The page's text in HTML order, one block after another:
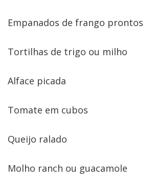
Empanados de frango prontos
Tortilhas de trigo ou milho
Alface picada
Tomate em cubos
Queijo ralado
Molho ranch ou guacamole